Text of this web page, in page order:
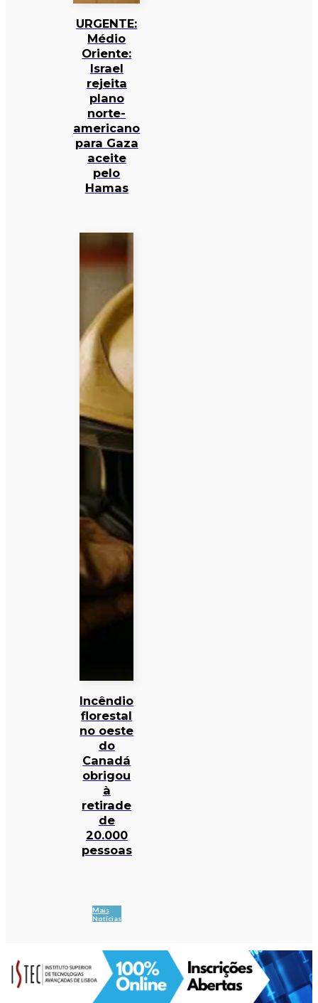
URGENTE:
Médio
Oriente:
Israel
rejeita
plano
norte-
americano
para Gaza
aceite
pelo
Hamas
Incêndio
florestal
no oeste
do
Canadá
obrigou
à
retirade
de
20.000
pessoas
Mais
Notícias